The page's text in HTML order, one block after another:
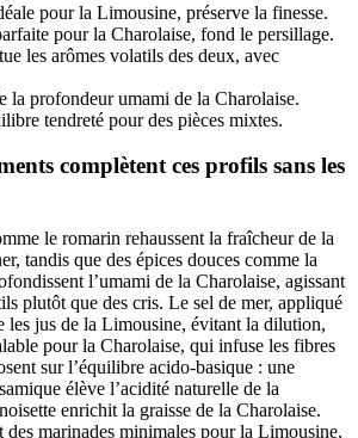
pour la Limousine, préserve la finesse.
pour la Charolaise, fond le persillage.
les arômes volatils des deux, avec
la profondeur umami de la Charolaise.
tendreté pour des pièces mixtes.
complètent ces profils sans les
le romarin rehaussent la fraîcheur de la
tandis que des épices douces comme la
l’umami de la Charolaise, agissant
plutôt que des cris. Le sel de mer, appliqué
les jus de la Limousine, évitant la dilution,
pour la Charolaise, qui infuse les fibres
sur l’équilibre acido-basique : une
élève l’acidité naturelle de la
enrichit la graisse de la Charolaise.
des marinades minimales pour la Limousine,